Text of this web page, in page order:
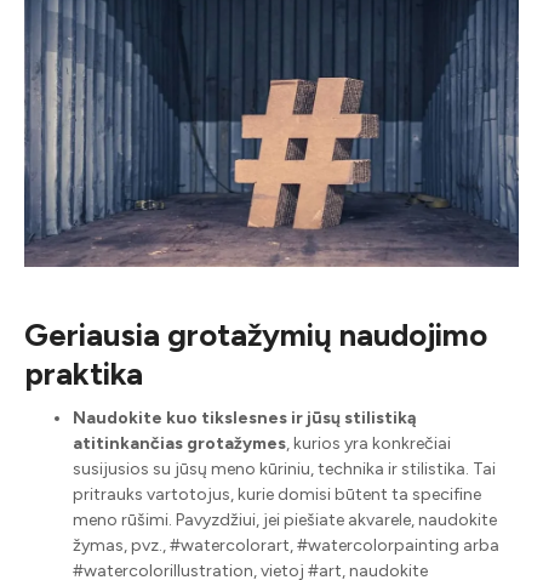
Geriausia grotažymių naudojimo
praktika
Naudokite kuo tikslesnes ir jūsų stilistiką
atitinkančias grotažymes, kurios yra konkrečiai
susijusios su jūsų meno kūriniu, technika ir stilistika. Tai
pritrauks vartotojus, kurie domisi būtent ta specifine
meno rūšimi. Pavyzdžiui, jei piešiate akvarele, naudokite
žymas, pvz., #watercolorart, #watercolorpainting arba
#watercolorillustration, vietoj #art, naudokite